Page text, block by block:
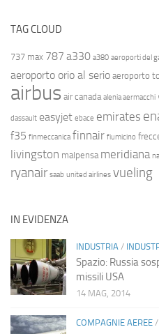
TAG CLOUD
737 max 787 a330 a380 aeroporti del
aeroporto orio al serio aeroporto
airbus air canada alenia aermacchi
dassault easyjet ebace emirates
f35 finmeccanica finnair fiumicino
livingston malpensa meridiana
ryanair saab united airlines vueling
IN EVIDENZA
INDUSTRIA /
Spazio: Russia
missili USA
14 MAG, 2014
COMPAGNIE AEREE /